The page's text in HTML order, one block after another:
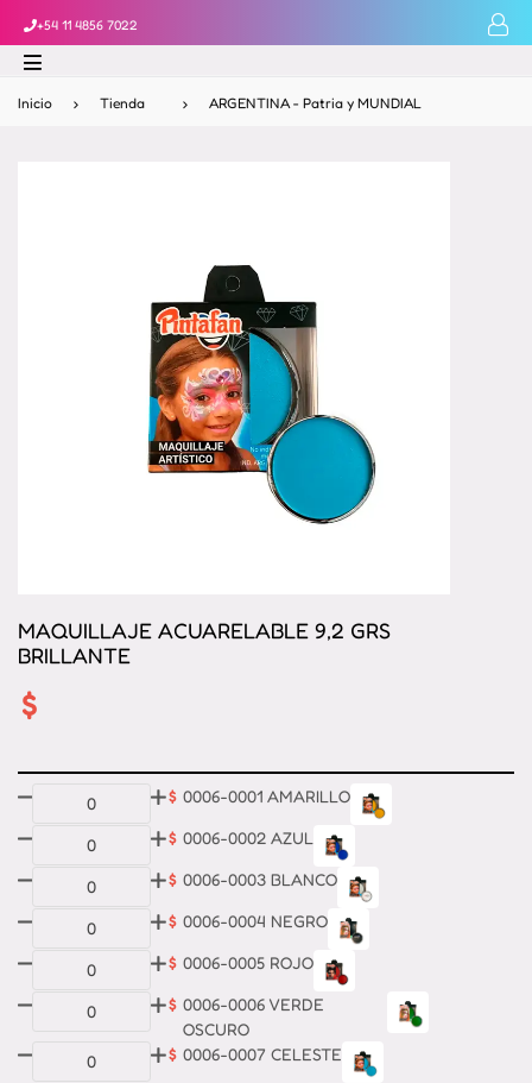
+54 11 4856 7022
Inicio › Tienda › ARGENTINA - Patria y MUNDIAL
MAQUILLAJE ACUARELABLE 9,2 GRS
BRILLANTE
$
$ 0006-0001 AMARILLO
$ 0006-0002 AZUL
$ 0006-0003 BLANCO
$ 0006-0004 NEGRO
$ 0006-0005 ROJO
$ 0006-0006 VERDE
OSCURO
$ 0006-0007 CELESTE